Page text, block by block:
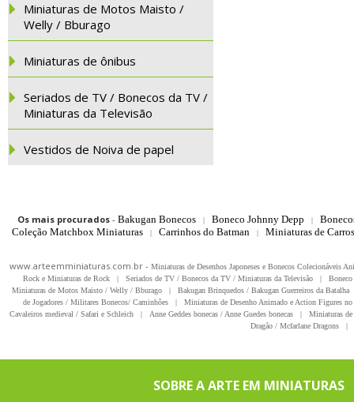
Miniaturas de Motos Maisto /
Welly / Bburago
Miniaturas de ônibus
Seriados de TV / Bonecos da TV /
Miniaturas da Televisão
Vestidos de Noiva de papel
Os mais procurados- Bakugan Bonecos | Boneco Johnny Depp |
Coleção Matchbox Miniaturas
| Carrinhos do Batman | Miniaturas de
www.arteemminiaturas.com.br - Miniaturas de Desenhos Japoneses e Bonecos Colecionáveis
Rock e Miniaturas de Rock
| Seriados de TV / Bonecos da TV / Miniaturas da Televisão |
Miniaturas de Motos Maisto / Welly / Bburago
| Bakugan Brinquedos / Bakugan Guerreiros da Batalha
de Jogadores / Militares Bonecos/ Caminhões
|
Miniaturas de Desenho Animado e Action Figures
Cavaleiros medieval / Safari e Schleich
| Anne Geddes bonecas / Anne Guedes bonecas |
Miniaturas
Dragão / Mcfarlane Dragons
|
SOBRE A ARTE EM MINIATURAS